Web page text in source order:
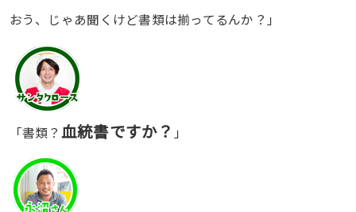
おう、じゃあ聞くけど書類は揃ってるんか？」
「書類？ 血統書ですか？ 」